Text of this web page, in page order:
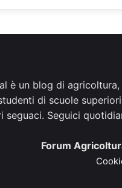
è un blog di
di scuole
seguaci. Seguici
Forum